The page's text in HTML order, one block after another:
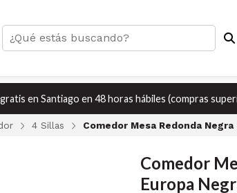
en Santiago en 48 horas hábiles (compras
4 Sillas Comedor Mesa Redonda
Comedor
Europa